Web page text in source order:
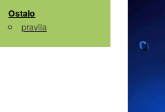
Ostalo
pravila